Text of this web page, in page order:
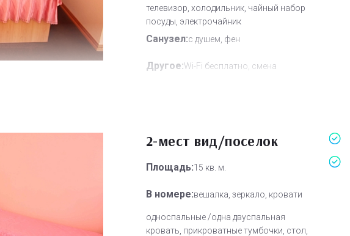
телевизор, холодильник, чайный набор
посуды, электрочайник
Санузел:с душем, фен
Другое:Wi-Fi бесплатно, смена
2-мест вид/поселок
Площадь:15 кв. м.
В номере:вешалка, зеркало, кровати
односпальные /одна двуспальная
кровать, прикроватные тумбочки, стол,